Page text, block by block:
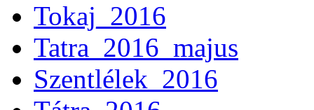
Tokaj_2016
Tatra_2016_majus
Szentlélek_2016